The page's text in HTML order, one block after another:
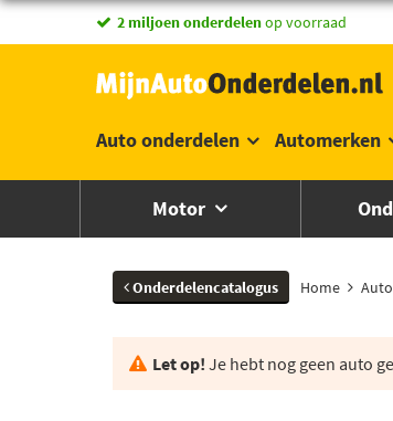
2 miljoen onderdelenop voorraad
Auto onderdelen Automerken
Motor
Onderdelencatalogus Home
Let op! Je hebt nog geen auto